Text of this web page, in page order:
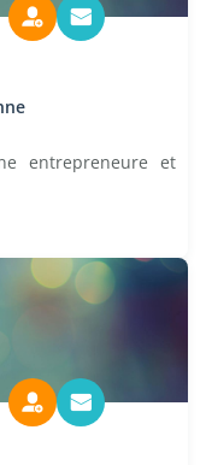
entrepreneure et